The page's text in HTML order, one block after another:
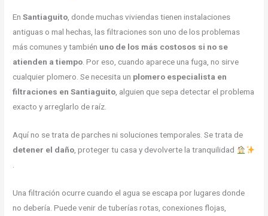
EnSantiaguito, donde muchas viviendas tienen instalaciones
antiguas o mal hechas, las filtraciones son uno de los problemas
más comunes y también uno de los más costosos si no se
atienden a tiempo. Por eso, cuando aparece una fuga, no sirve
cualquier plomero. Se necesita un plomero especialista en
filtraciones en Santiaguito, alguien que sepa detectar el problema
exacto y arreglarlo de raíz.
Aquí no se trata de parches ni soluciones temporales. Se trata de
detener el daño, proteger tu casa y devolverte la tranquilidad
.
Una filtración ocurre cuando el agua se escapa por lugares donde
no debería. Puede venir de tuberías rotas, conexiones flojas,